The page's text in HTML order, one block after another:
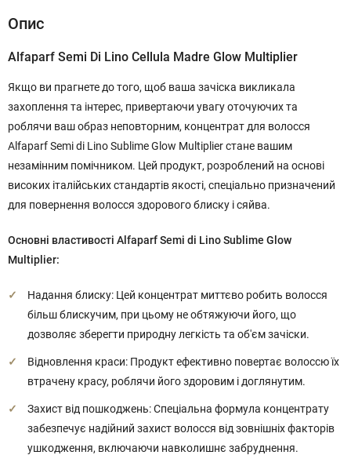
Опис
Alfaparf Semi Di Lino Cellula Madre Glow Multiplier
Якщо ви прагнете до того, щоб ваша зачіска викликала
захоплення та інтерес, привертаючи увагу оточуючих та
роблячи ваш образ неповторним, концентрат для волосся
Alfaparf Semi di Lino Sublime Glow Multiplier стане вашим
незамінним помічником. Цей продукт, розроблений на основі
високих італійських стандартів якості, спеціально призначений
для повернення волосся здорового блиску і сяйва.
Основні властивості Alfaparf Semi di Lino Sublime Glow
Multiplier:
Надання блиску: Цей концентрат миттєво робить волосся
більш блискучим, при цьому не обтяжуючи його, що
дозволяє зберегти природну легкість та об'єм зачіски.
Відновлення краси: Продукт ефективно повертає волоссю їх
втрачену красу, роблячи його здоровим і доглянутим.
Захист від пошкоджень: Спеціальна формула концентрату
забезпечує надійний захист волосся від зовнішніх факторів
ушкодження, включаючи навколишнє забруднення.